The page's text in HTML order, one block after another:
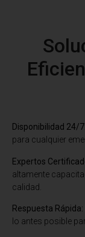
Disponibilidad 24/7:
para cualquier
Expertos
altamente
calidad.
Respuesta Rápida:
lo antes posible